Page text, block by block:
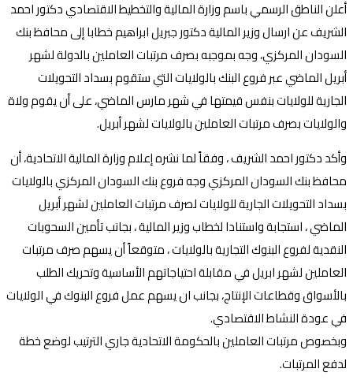
أعلن الناطق الرسمي باسم وزارة المالية والتخطيط الاقتصادي دكتور احمد
الشريف عن ارسال وزير المالية دكتور جبريل ابراهيم خطابا إلى محافظ بنك
السودان المركزي، وجه بموجبه بصرف مرتبات العاملين بالدولة لشهر
أبريل الماضي عبر فروع البنك بالولايات التي ستقوم بسداد التحويلات
الجارية للولايات بنفس قيمتها في شهر مارس الماضي، على أن يقوم ولاة
والولايات بصرف مرتبات العاملين بالولايات لشهر أبريل.
وأكد دكتور احمد الشريف ، وفقاً لما نشره إعلام وزارة المالية الاتحادية، أن
محافظ بنك السودان المركزي وجه فروع بنك السودان المركزي بالولايات
بسداد التحويلات الجارية للولايات لصرف مرتبات العاملين لشهر أبريل
الماضي ، استجابة واستنادا لخطاب وزير المالية ، بجانب تأمين السحوبات
النقدية لفروع البنوك التجارية بالولايات ، متوقعاً أن يسهم صرف مرتبات
العاملين لشهر ابريل في مقابلة احتياجاتهم الأساسية وتحريك الطلب
بالأسواق وقطاعات الإنتاج، بجانب ان يسهم عمل فروع البنوك في الولايات
في عودة النشاط الاقتصادي.
وبخصوص مرتبات العاملين بالحكومة الاتحادية جاري الترتيب لوضع خطة
لدفع المرتبات.